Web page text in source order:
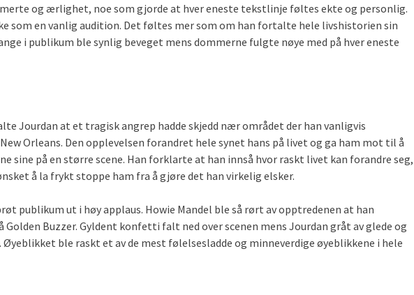
og ærlighet, noe som gjorde at hver eneste tekstlinje føltes ekte og personlig.
som en vanlig audition. Det føltes mer som om han fortalte hele livshistorien sin
i publikum ble synlig beveget mens dommerne fulgte nøye med på hver eneste
Jourdan at et tragisk angrep hadde skjedd nær området der han vanligvis
Orleans. Den opplevelsen forandret hele synet hans på livet og ga ham mot til å
sine på en større scene. Han forklarte at han innså hvor raskt livet kan forandre seg,
å la frykt stoppe ham fra å gjøre det han virkelig elsker.
publikum ut i høy applaus. Howie Mandel ble så rørt av opptredenen at han
Buzzer. Gyldent konfetti falt ned over scenen mens Jourdan gråt av glede og
ble raskt et av de mest følelsesladde og minneverdige øyeblikkene i hele